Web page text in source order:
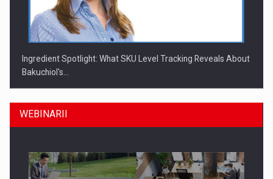
Ingredient Spotlight: What SKU Level Tracking Reveals About
Bakuchiol's…
WEBINARII